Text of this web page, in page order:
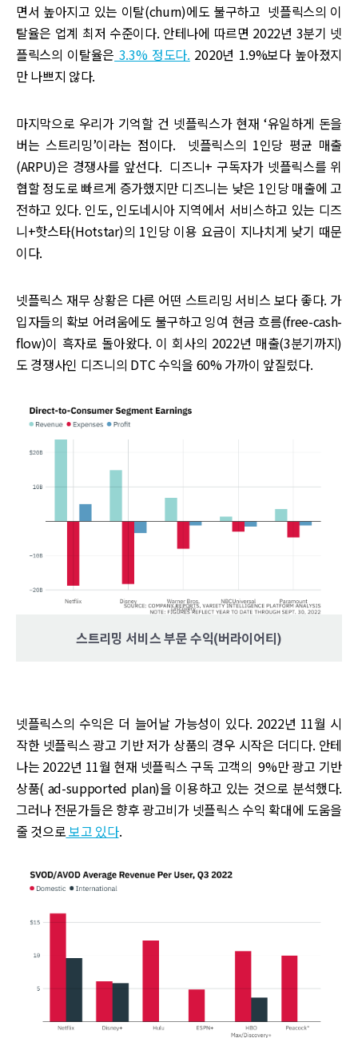
면서 높아지고 있는 이탈(churn)에도 불구하고 넷플릭스의 이
탈율은 업계 최저 수준이다. 안테나에 따르면 2022년 3분기 넷
플릭스의 이탈율은 3.3% 정도다. 2020년 1.9%보다 높아졌지
만 나쁘지 않다.
마지막으로 우리가 기억할 건 넷플릭스가 현재 ‘유일하게 돈을
버는 스트리밍’이라는 점이다. 넷플릭스의 1인당 평균 매출
(ARPU)은 경쟁사를 앞선다. 디즈니+ 구독자가 넷플릭스를 위
협할 정도로 빠르게 증가했지만 디즈니는 낮은 1인당 매출에 고
전하고 있다. 인도, 인도네시아 지역에서 서비스하고 있는 디즈
니+핫스타(Hotstar)의 1인당 이용 요금이 지나치게 낮기 때문
이다.
넷플릭스 재무 상황은 다른 어떤 스트리밍 서비스 보다 좋다. 가
입자들의 확보 어려움에도 불구하고 잉여 현금 흐름(free-cash-
flow)이 흑자로 돌아왔다. 이 회사의 2022년 매출(3분기까지)
도 경쟁사인 디즈니의 DTC 수익을 60% 가까이 앞질렀다.
스트리밍 서비스 부문 수익(버라이어티)
넷플릭스의 수익은 더 늘어날 가능성이 있다. 2022년 11월 시
작한 넷플릭스 광고 기반 저가 상품의 경우 시작은 더디다. 안테
나는 2022년 11월 현재 넷플릭스 구독 고객의 9%만 광고 기반
상품( ad-supported plan)을 이용하고 있는 것으로 분석했다.
그러나 전문가들은 향후 광고비가 넷플릭스 수익 확대에 도움을
줄 것으로보고 있다.